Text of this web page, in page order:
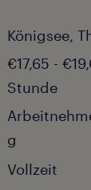
Königsee,
€17,65 -
Stunde
g
Vollzeit